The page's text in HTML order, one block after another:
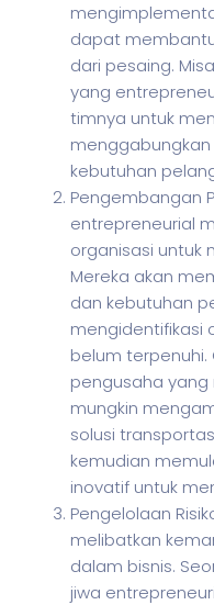
dapat
dari pesaing.
yang
timnya untuk
kebutuhan
Pengembangan
entrepreneurial
organisasi untuk
Mereka akan
dan kebutuhan
mengidentifikasi
belum
pengusaha yang
mungkin
solusi
kemudian
inovatif untuk
Pengelolaan
melibatkan
dalam bisnis.
jiwa